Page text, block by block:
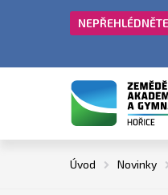
ŠKOLA - PŘIJÍMACÍ ŘÍZENÍ
Úvod Novinky